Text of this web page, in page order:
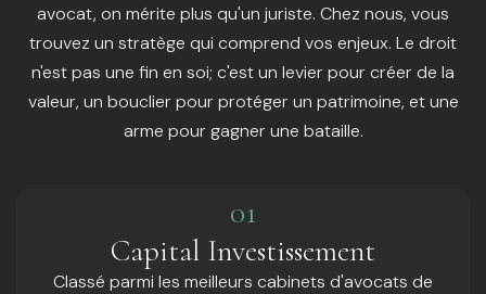
avocat, on mérite plus qu'un juriste. Chez nous, vous
trouvez un stratège qui comprend vos enjeux. Le droit
n'est pas une fin en soi; c'est un levier pour créer de la
valeur, un bouclier pour protéger un patrimoine, et une
arme pour gagner une bataille.
01
Capital Investissement
Classé parmi les meilleurs cabinets d'avocats de